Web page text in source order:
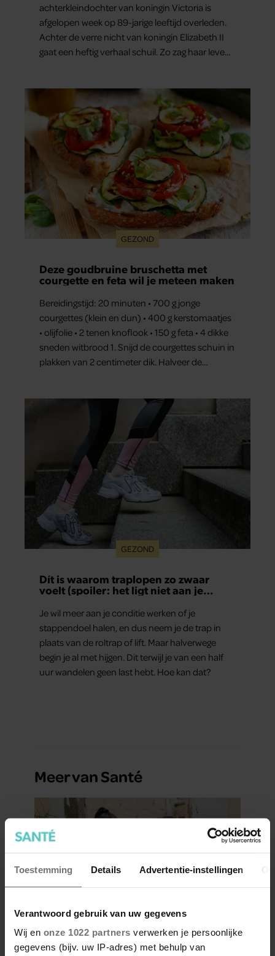
Toestemming Details Advertentie-instellingen
Verantwoord gebruik van uw gegevens
Wij en onze 1022 partners verwerken je persoonlijke
gegevens (bijv. uw IP-adres) met behulp van
achterkleindochter van koningin Victoria is
afgelopen week op 89-jarige leeftijd overleden.
Achter de verre nicht van koningin Elizabeth II
gaat een heftig verhaal schuil. Zo zag haar leven
GEZOND
Deze goudbruine bruschetta met
courgette en feta wil je meteen maken
Bereidingstijd: 20 minuten • 700 g jonge
courgettes (klein en dun) • 400 g kerstomaatjes
• olijfolie • 2 tenen knoflook • 150 g feta • 4 dikke
sneden witbrood 1. Snijd de courgettes schuin in
plakken van 2 centimeter dik. Halveer de
GEZOND
Dít is waarom traplopen zo zwaar
voelt (spoiler: het ligt niet aan je
Je wil meer aan je conditie werken of je
stappendoel halen, en dus neem je de trap in
plaats van de roltrap of lift. Maar halverwege
begin je al met hijgen. Dit terwijl je van een half
uur wandelen geen last hebt. Hoe kan dat?
Meer van Santé
Hoe ongezond zijn ijsjes?